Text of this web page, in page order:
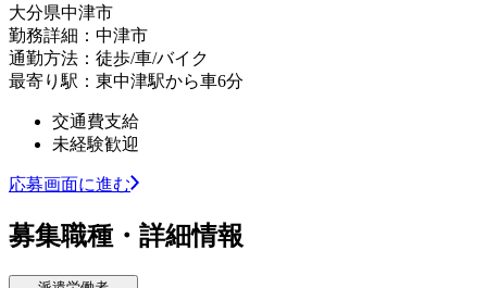
大分県中津市
勤務詳細：中津市
通勤方法：徒歩/車/バイク
最寄り駅：東中津駅から車6分
交通費支給
未経験歓迎
応募画面に進む
募集職種・詳細情報